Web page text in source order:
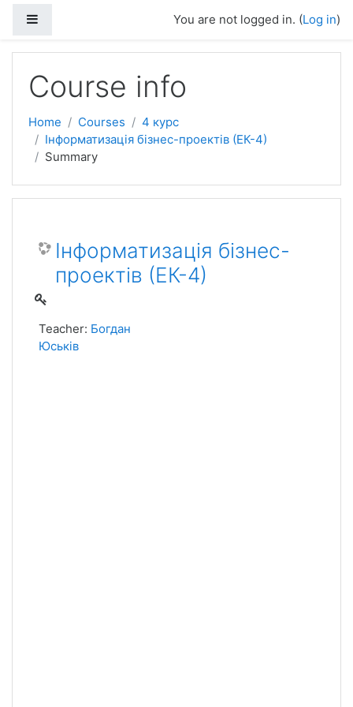
You are not logged in. (Log in)
Course info
Home Courses
4 курс
Інформатизація бізнес-проектів (ЕК-4)
Summary
Інформатизація бізнес-
проектів (ЕК-4)
Teacher: Богдан
Юськів